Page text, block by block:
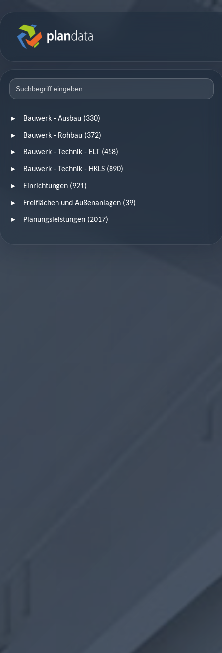
Bauwerk - Ausbau (330)
Bauwerk - Rohbau (372)
Bauwerk - Technik - ELT (458)
Bauwerk - Technik - HKLS (890)
Einrichtungen (921)
Freiflächen und Außenanlagen (39)
Planungsleistungen (2017)